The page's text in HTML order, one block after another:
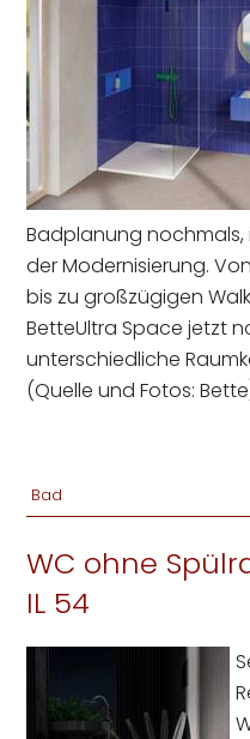
Badplanung nochmals,
der Modernisierung.
bis zu großzügigen
BetteUltra Space jetzt
unterschiedliche
(Quelle und Fotos:
Bad
WC ohne
IL 54